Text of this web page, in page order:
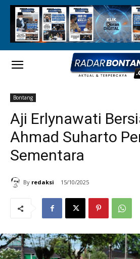
Bontang
Aji Erlynawati
Ahmad Suharto
Sementara
By redaksi 15/10/2025